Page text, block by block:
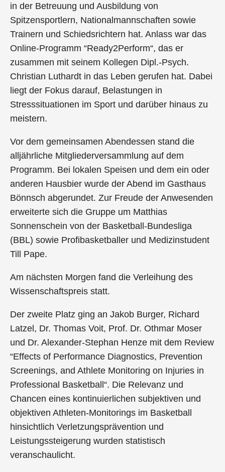
in der Betreuung und Ausbildung von
Spitzensportlern, Nationalmannschaften sowie
Trainern und Schiedsrichtern hat. Anlass war das
Online-Programm “Ready2Perform“, das er
zusammen mit seinem Kollegen Dipl.-Psych.
Christian Luthardt in das Leben gerufen hat. Dabei
liegt der Fokus darauf, Belastungen in
Stresssituationen im Sport und darüber hinaus zu
meistern.
Vor dem gemeinsamen Abendessen stand die
alljährliche Mitgliederversammlung auf dem
Programm. Bei lokalen Speisen und dem ein oder
anderen Hausbier wurde der Abend im Gasthaus
Bönnsch abgerundet. Zur Freude der Anwesenden
erweiterte sich die Gruppe um Matthias
Sonnenschein von der Basketball-Bundesliga
(BBL) sowie Profibasketballer und Medizinstudent
Till Pape.
Am nächsten Morgen fand die Verleihung des
Wissenschaftspreis statt.
Der zweite Platz ging an Jakob Burger, Richard
Latzel, Dr. Thomas Voit, Prof. Dr. Othmar Moser
und Dr. Alexander-Stephan Henze mit dem Review
“Effects of Performance Diagnostics, Prevention
Screenings, and Athlete Monitoring on Injuries in
Professional Basketball“. Die Relevanz und
Chancen eines kontinuierlichen subjektiven und
objektiven Athleten-Monitorings im Basketball
hinsichtlich Verletzungsprävention und
Leistungssteigerung wurden statistisch
veranschaulicht.